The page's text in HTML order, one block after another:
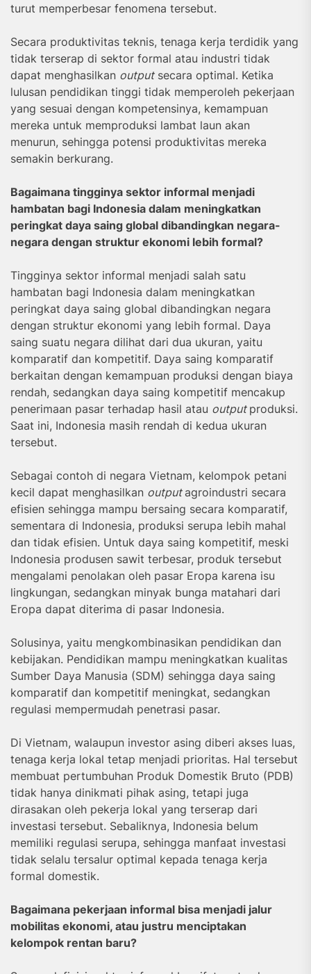
turut memperbesar fenomena tersebut.
Secara produktivitas teknis, tenaga kerja terdidik yang
tidak terserap di sektor formal atau industri tidak
dapat menghasilkan outputsecara optimal. Ketika
lulusan pendidikan tinggi tidak memperoleh pekerjaan
yang sesuai dengan kompetensinya, kemampuan
mereka untuk memproduksi lambat laun akan
menurun, sehingga potensi produktivitas mereka
semakin berkurang.
Bagaimana tingginya sektor informal menjadi
hambatan bagi Indonesia dalam meningkatkan
peringkat daya saing global dibandingkan negara-
negara dengan struktur ekonomi lebih formal?
Tingginya sektor informal menjadi salah satu
hambatan bagi Indonesia dalam meningkatkan
peringkat daya saing global dibandingkan negara
dengan struktur ekonomi yang lebih formal. Daya
saing suatu negara dilihat dari dua ukuran, yaitu
komparatif dan kompetitif. Daya saing komparatif
berkaitan dengan kemampuan produksi dengan biaya
rendah, sedangkan daya saing kompetitif mencakup
penerimaan pasar terhadap hasil atau output produksi.
Saat ini, Indonesia masih rendah di kedua ukuran
tersebut.
Sebagai contoh di negara Vietnam, kelompok petani
kecil dapat menghasilkan outputagroindustri secara
efisien sehingga mampu bersaing secara komparatif,
sementara di Indonesia, produksi serupa lebih mahal
dan tidak efisien. Untuk daya saing kompetitif, meski
Indonesia produsen sawit terbesar, produk tersebut
mengalami penolakan oleh pasar Eropa karena isu
lingkungan, sedangkan minyak bunga matahari dari
Eropa dapat diterima di pasar Indonesia.
Solusinya, yaitu mengkombinasikan pendidikan dan
kebijakan. Pendidikan mampu meningkatkan kualitas
Sumber Daya Manusia (SDM) sehingga daya saing
komparatif dan kompetitif meningkat, sedangkan
regulasi mempermudah penetrasi pasar.
Di Vietnam, walaupun investor asing diberi akses luas,
tenaga kerja lokal tetap menjadi prioritas. Hal tersebut
membuat pertumbuhan Produk Domestik Bruto (PDB)
tidak hanya dinikmati pihak asing, tetapi juga
dirasakan oleh pekerja lokal yang terserap dari
investasi tersebut. Sebaliknya, Indonesia belum
memiliki regulasi serupa, sehingga manfaat investasi
tidak selalu tersalur optimal kepada tenaga kerja
formal domestik.
Bagaimana pekerjaan informal bisa menjadi jalur
mobilitas ekonomi, atau justru menciptakan
kelompok rentan baru?